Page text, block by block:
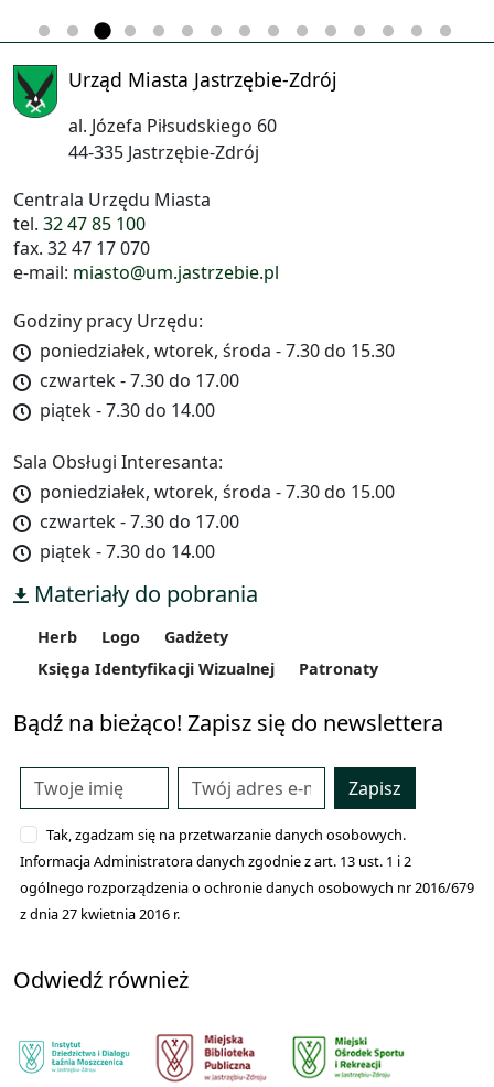
Urząd Miasta Jastrzębie-Zdrój
al. Józefa Piłsudskiego 60
44-335 Jastrzębie-Zdrój
Centrala Urzędu Miasta
tel. 32 47 85 100
fax. 32 47 17 070
e-mail: miasto@um.jastrzebie.pl
Godziny pracy Urzędu:
poniedziałek, wtorek, środa - 7.30 do 15.30
czwartek - 7.30 do 17.00
piątek - 7.30 do 14.00
Sala Obsługi Interesanta:
poniedziałek, wtorek, środa - 7.30 do 15.00
czwartek - 7.30 do 17.00
piątek - 7.30 do 14.00
Materiały do pobrania
Herb Logo
Gadżety
Księga Identyfikacji Wizualnej
Patronaty
Bądź na bieżąco! Zapisz się do newslettera
Zapisz
Tak, zgadzam się na przetwarzanie danych osobowych.
Informacja Administratora danych zgodnie z art. 13 ust. 1 i 2
ogólnego rozporządzenia o ochronie danych osobowych nr 2016/679
z dnia 27 kwietnia 2016 r.
Odwiedź również